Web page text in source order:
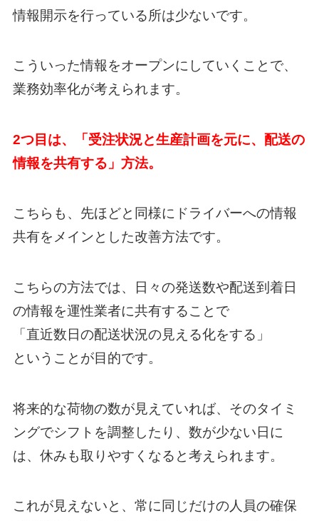
情報開示を行っている所は少ないです。
こういった情報をオープンにしていくことで、
業務効率化が考えられます。
2つ目は、「受注状況と生産計画を元に、配送の
情報を共有する」方法。
こちらも、先ほどと同様にドライバーへの情報
共有をメインとした改善方法です。
こちらの方法では、日々の発送数や配送到着日
の情報を運性業者に共有することで
「直近数日の配送状況の見える化をする」
ということが目的です。
将来的な荷物の数が見えていれば、そのタイミ
ングでシフトを調整したり、数が少ない日に
は、休みも取りやすくなると考えられます。
これが見えないと、常に同じだけの人員の確保